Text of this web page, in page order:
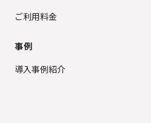
ご利用料金
事例
導入事例紹介